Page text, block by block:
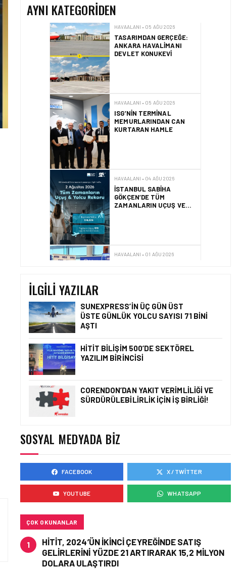
AYNI KATEGORIDEN
MEMURLARINDAN CAN
KURTARAN HAMLE
İSTANBUL SABIHA
GÖKÇEN’DE TÜM
ZAMANLARIN UÇUŞ VE
YOLCU REKORU KIRILDI
İZMIR ILE ALMATI
ARASINDA DIREKT
UÇUŞLAR BAŞLADI
YARDIMCISI BEKIR
DINKIRCI’DEN KONTROL
KULESI’NE ZIYARET
HAVAALANI • 05 AĞU 2026
HAVAALANI • 05 AĞU 2026
ISG’NIN TERMINAL
MEMURLARINDAN CAN
KURTARAN HAMLE
İLGILI YAZILAR
SUNEXPRESS’IN ÜÇ GÜN ÜST
ÜSTE GÜNLÜK YOLCU SAYISI 71 BINI
AŞTI
HITIT BILIŞIM 500’DE SEKTÖREL
YAZILIM BIRINCISI
CORENDON’DAN YAKIT VERIMLILIĞI VE
SÜRDÜRÜLEBILIRLIK IÇIN İŞ BIRLIĞI!
SOSYAL MEDYADA BIZ
FACEBOOK X / TWITTER
YOUTUBE WHATSAPP
ÇOK OKUNANLAR
1
HITIT, 2024’ÜN IKINCI ÇEYREĞINDE SATIŞ
GELIRLERINI YÜZDE 21 ARTIRARAK 15,2 MILYON
DOLARA ULAŞTIRDI